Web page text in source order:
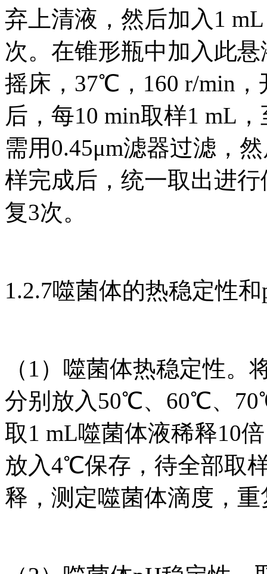
弃上清液，然后加入1
次。在锥形瓶中加入此
摇床，37℃，160 r/min，
后，每10 min取样1 mL
需用0.45μm滤器过滤，
样完成后，统一取出进
复3次。
1.2.7噬菌体的热稳定性
（1）噬菌体热稳定性。
分别放入50℃、60℃、
取1 mL噬菌体液稀释10
放入4℃保存，待全部取
释，测定噬菌体滴度，重